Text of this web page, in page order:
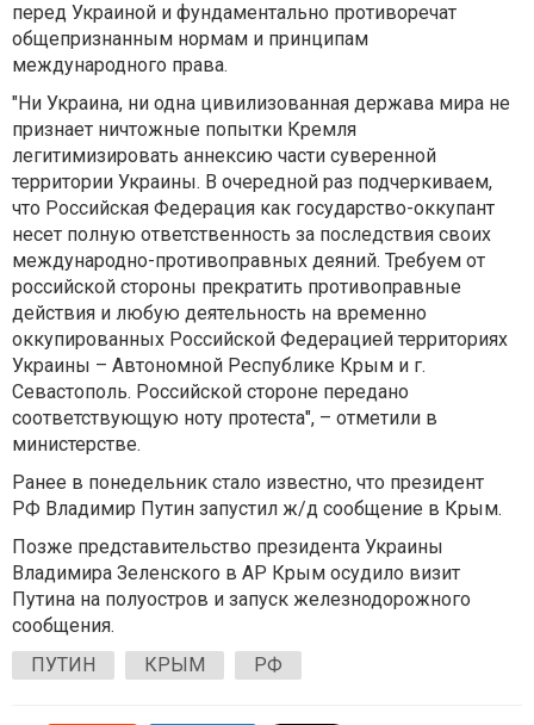
перед Украиной и фундаментально противоречат
общепризнанным нормам и принципам
международного права.
"Ни Украина, ни одна цивилизованная держава мира не
признает ничтожные попытки Кремля
легитимизировать аннексию части суверенной
территории Украины. В очередной раз подчеркиваем,
что Российская Федерация как государство-оккупант
несет полную ответственность за последствия своих
международно-противоправных деяний. Требуем от
российской стороны прекратить противоправные
действия и любую деятельность на временно
оккупированных Российской Федерацией территориях
Украины – Автономной Республике Крым и г.
Севастополь. Российской стороне передано
соответствующую ноту протеста", – отметили в
министерстве.
Ранее в понедельник стало известно, что президент
РФ Владимир Путин запустил ж/д сообщение в Крым.
Позже представительство президента Украины
Владимира Зеленского в АР Крым осудило визит
Путина на полуостров и запуск железнодорожного
сообщения.
ПУТИН
КРЫМ РФ